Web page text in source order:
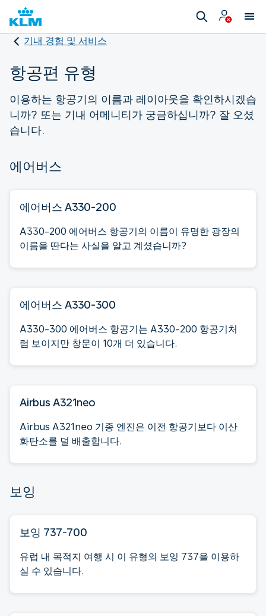
기내 경험 및 서비스
항공편 유형
이용하는 항공기의 이름과 레이아웃을 확인하시겠습
니까? 또는 기내 어메니티가 궁금하십니까? 잘 오셨
습니다.
에어버스
에어버스 A330-200
A330-200 에어버스 항공기의 이름이 유명한 광장의
이름을 딴다는 사실을 알고 계셨습니까?
에어버스 A330-300
A330-300 에어버스 항공기는 A330-200 항공기처
럼 보이지만 창문이 10개 더 있습니다.
Airbus A321neo
Airbus A321neo 기종 엔진은 이전 항공기보다 이산
화탄소를 덜 배출합니다.
보잉
보잉 737-700
유럽 내 목적지 여행 시 이 유형의 보잉 737을 이용하
실 수 있습니다.